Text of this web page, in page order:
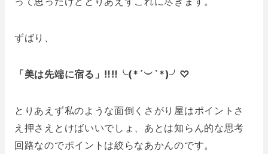
ずばり、
「美は先端に宿る」‼︎‼︎╰(*´︶`*)╯♡
とりあえず私のような面倒くさがり屋はポイントさ
え押さえとけばいいでしょ、あとは知らん的な思考
回路なのでポイントは絞らなあかんのです。